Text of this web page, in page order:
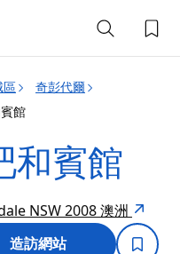
區
奇彭代爾
館
和賓館
NSW 2008 澳洲
造訪網站